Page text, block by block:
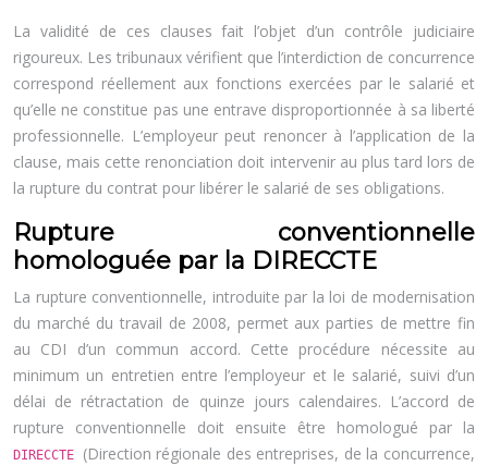
La validité de ces clauses fait l’objet d’un contrôle judiciaire
rigoureux. Les tribunaux vérifient que l’interdiction de concurrence
correspond réellement aux fonctions exercées par le salarié et
qu’elle ne constitue pas une entrave disproportionnée à sa liberté
professionnelle. L’employeur peut renoncer à l’application de la
clause, mais cette renonciation doit intervenir au plus tard lors de
la rupture du contrat pour libérer le salarié de ses obligations.
Rupture conventionnelle
homologuée par la DIRECCTE
La rupture conventionnelle, introduite par la loi de modernisation
du marché du travail de 2008, permet aux parties de mettre fin
au CDI d’un commun accord. Cette procédure nécessite au
minimum un entretien entre l’employeur et le salarié, suivi d’un
délai de rétractation de quinze jours calendaires. L’accord de
rupture conventionnelle doit ensuite être homologué par la
DIRECCTE
(Direction régionale des entreprises, de la concurrence,